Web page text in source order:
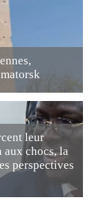
leur
aux chocs, la
perspectives